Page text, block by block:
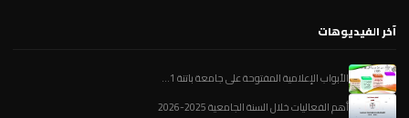
آخر الفيديوهات
الأبواب الإعلامية المفتوحة على جامعة باتنة 1...
أهم الفعاليات خلال السنة الجامعية 2025-2026